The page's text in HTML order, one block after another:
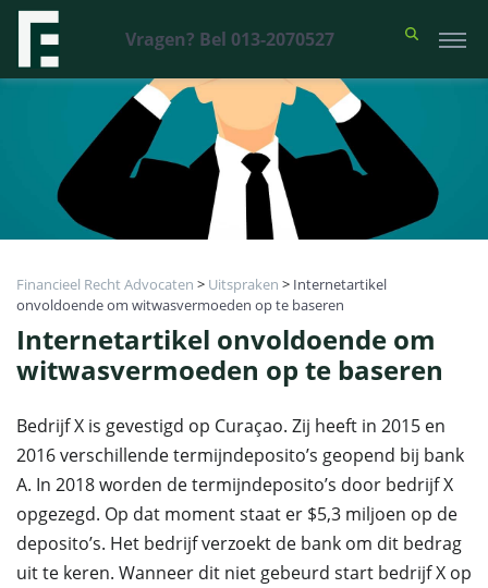
Vragen? Bel 013-2070527
Financieel Recht Advocaten > Uitspraken > Internetartikel
onvoldoende om witwasvermoeden op te baseren
Internetartikel onvoldoende om
witwasvermoeden op te baseren
Bedrijf X is gevestigd op Curaçao. Zij heeft in 2015 en
2016 verschillende termijndeposito’s geopend bij bank
A. In 2018 worden de termijndeposito’s door bedrijf X
opgezegd. Op dat moment staat er $5,3 miljoen op de
deposito’s. Het bedrijf verzoekt de bank om dit bedrag
uit te keren. Wanneer dit niet gebeurd start bedrijf X op